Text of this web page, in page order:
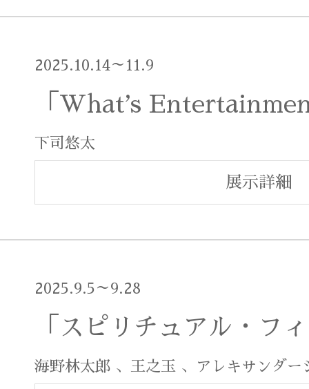
2025.10.14～11.9
「Whatʼs
下司悠太
展示詳細
2025.9.5～9.28
「スピリチュアル・フ
海野林太郎 、王之玉 、アレキサンダー